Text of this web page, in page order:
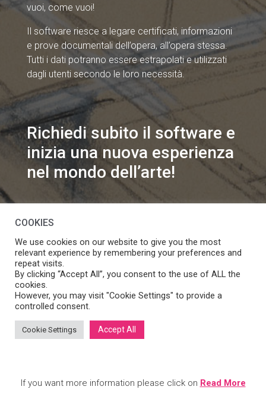
vuoi, come vuoi!
Il software riesce a legare certificati, informazioni
e prove documentali dell’opera, all’opera stessa.
Tutti i dati potranno essere estrapolati e utilizzati
dagli utenti secondo le loro necessità.
Richiedi subito il software e
inizia una nuova esperienza
nel mondo dell’arte!
Se vuoi modificare le preferenze sul consenso cookie
cliccaManage consent
Think Digital
COOKIES
We use cookies on our website to give you the most
relevant experience by remembering your preferences and
repeat visits.
By clicking “Accept All”, you consent to the use of ALL the
cookies.
However, you may visit "Cookie Settings" to provide a
controlled consent.
Cookie Settings Accept All
If you want more information please click on Read More